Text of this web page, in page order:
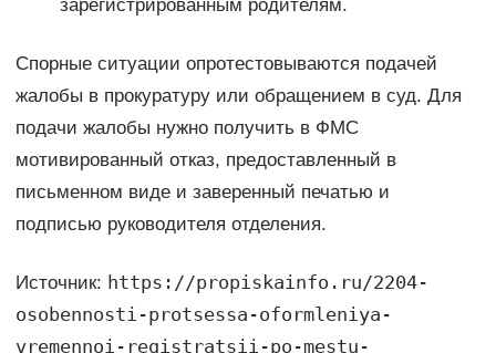
зарегистрированным родителям.
Спорные ситуации опротестовываются подачей
жалобы в прокуратуру или обращением в суд. Для
подачи жалобы нужно получить в ФМС
мотивированный отказ, предоставленный в
письменном виде и заверенный печатью и
подписью руководителя отделения.
Источник: https://propiskainfo.ru/2204-
osobennosti-protsessa-oformleniya-
vremennoi-registratsii-po-mestu-